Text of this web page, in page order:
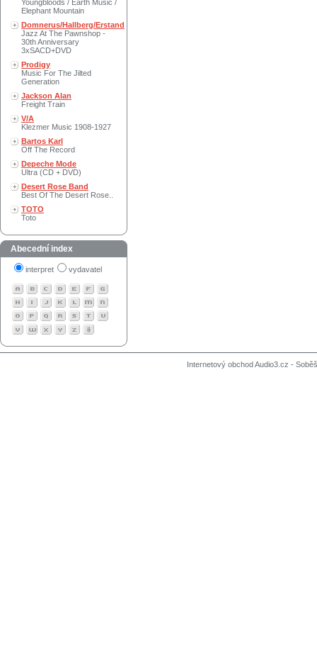
Youngbloods / Earth Music /
Elephant Mountain
Domnerus/Hallberg/Erstand
Jazz At The Pawnshop -
30th Anniversary
3xSACD+DVD
Prodigy
Music For The Jilted
Generation
Jackson Alan
Freight Train
V/A
Klezmer Music 1908-1927
Bartos Karl
Off The Record
Depeche Mode
Ultra (CD + DVD)
Desert Rose Band
Best Of The Desert Rose..
TOTO
Toto
Abecední index
interpret vydavatel
Internetový obchod Audio3.cz -